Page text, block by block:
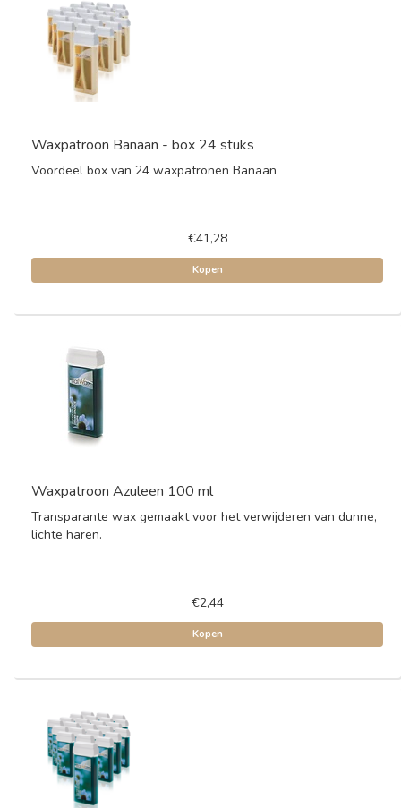
Waxpatroon Banaan - box 24 stuks
Voordeel box van 24 waxpatronen Banaan
€41,28
Kopen
Waxpatroon Azuleen 100 ml
Transparante wax gemaakt voor het verwijderen van dunne,
lichte haren.
€2,44
Kopen